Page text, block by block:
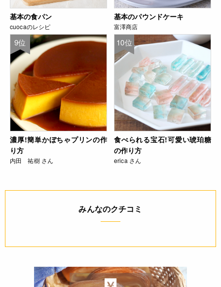
基本の食パン
cuocaのレシピ
基本のパウンドケーキ
富澤商店
9位
濃厚!簡単かぼちゃプリンの作
り方
内田 祐樹 さん
10位
食べられる宝石!可愛い琥珀糖
の作り方
erica さん
みんなのクチコミ